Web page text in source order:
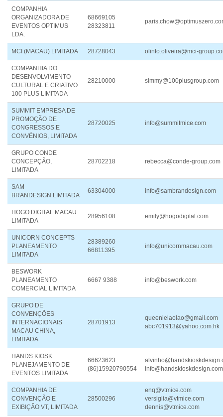
COMPANHIA
ORGANIZADORA DE
EVENTOS OPTIMUS
LDA.
68669105
28323811
MCI (MACAU) LIMITADA 28728043 olinto.oliveira@mci-
COMPANHIA DO
DESENVOLVIMENTO
CULTURAL E CRIATIVO
100 PLUS LIMITADA
28210000 simmy@100plusgroup.com
SUMMIT EMPRESA DE
PROMOÇÃO DE
CONGRESSOS E
CONVÉNIOS, LIMITADA
28720025 info@summitmice.com
GRUPO CONDE
CONCEPÇÃO,
LIMITADA
28702218 rebecca@conde-group.com
SAM
BRANDESIGN LIMITADA
63304000 info@sambrandesign.com
HOGO DIGITAL MACAU
LIMITADA
28956108 emily@hogodigital.com
UNICORN CONCEPTS
PLANEAMENTO
LIMITADA
28389260
66811395
info@unicornmacau.com
BESWORK
PLANEAMENTO
COMERCIAL LIMITADA
6667 9388 info@beswork.com
GRUPO DE
CONVENÇÕES
INTERNACIONAIS
MACAU CHINA,
LIMITADA
28701913
queenielaolao@gmail.com
abc701913@yahoo.com.hk
HANDS KIOSK
PLANEJAMENTO DE
EVENTOS LIMITADA
66623623
(86)15920790554
info@handskioskdesign.com
COMPANHIA DE
CONVENÇÃO E
EXIBIÇÃO VT, LIMITADA
28500296
enq@vtmice.com
versiglia@vtmice.com
dennis@vtmice.com